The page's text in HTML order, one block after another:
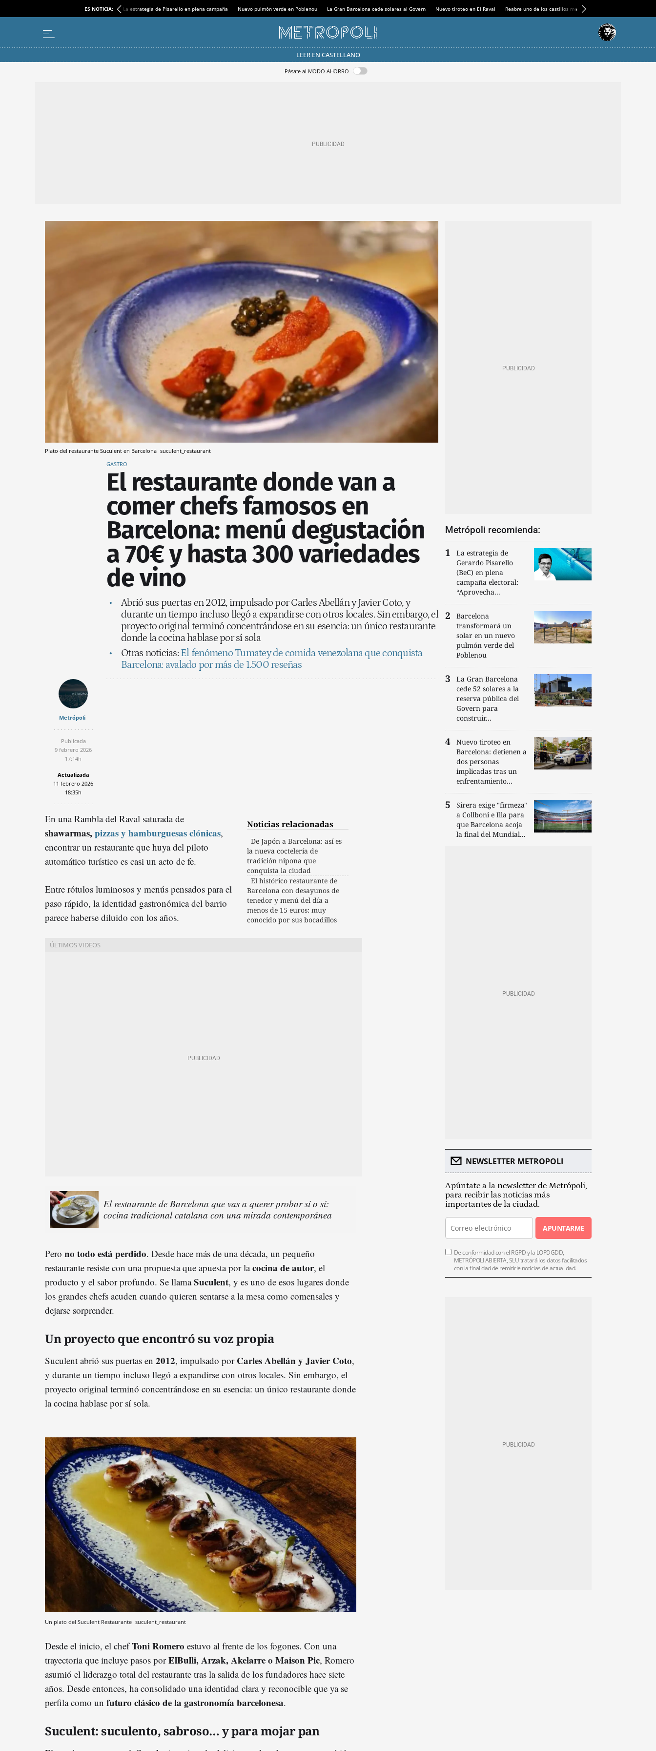
ES NOTICIA: La estrategia de Pisarello en plena campaña Nuevo pulmón verde en Poblenou La Gran Barcelona cede solares al Govern Nuevo tiroteo en El Raval Reabre uno de los castillos medievales más espectaculares
LEER EN CASTELLANO
Pásate al MODO AHORRO
Plato del restaurante Suculent en Barcelona suculent_restaurant
GASTRO
El restaurante donde van a
comer chefs famosos en
Barcelona: menú degustación
a 70€ y hasta 300 variedades
de vino
Abrió sus puertas en 2012, impulsado por Carles Abellán y Javier Coto, y
durante un tiempo incluso llegó a expandirse con otros locales. Sin embargo, el
proyecto original terminó concentrándose en su esencia: un único restaurante
donde la cocina hablase por sí sola
Otras noticias: El fenómeno Tumatey de comida venezolana que conquista
Barcelona: avalado por más de 1.500 reseñas
Metrópoli
Publicada
9 febrero 2026
17:14h
Actualizada
11 febrero 2026
18:35h
Noticias relacionadas
De Japón a Barcelona: así es
la nueva coctelería de
tradición nipona que
conquista la ciudad
El histórico restaurante de
Barcelona con desayunos de
tenedor y menú del día a
menos de 15 euros: muy
conocido por sus bocadillos
En una Rambla del Raval saturada de
shawarmas,pizzas y hamburguesas clónicas,
encontrar un restaurante que huya del piloto
automático turístico es casi un acto de fe.
Entre rótulos luminosos y menús pensados para el
paso rápido, la identidad gastronómica del barrio
parece haberse diluido con los años.
El restaurante de Barcelona que vas a querer probar sí o sí:
cocina tradicional catalana con una mirada contemporánea
Pero no todo está perdido. Desde hace más de una década, un pequeño
restaurante resiste con una propuesta que apuesta por lacocina de autor, el
producto y el sabor profundo. Se llamaSuculent, y es uno de esos lugares donde
los grandes chefs acuden cuando quieren sentarse a la mesa como comensales y
dejarse sorprender.
Un proyecto que encontró su voz propia
Suculent abrió sus puertas en 2012, impulsado por Carles Abellán y Javier Coto,
y durante un tiempo incluso llegó a expandirse con otros locales. Sin embargo, el
proyecto original terminó concentrándose en su esencia: un único restaurante donde
la cocina hablase por sí sola.
Un plato del Suculent Restaurante suculent_restaurant
Desde el inicio, el chefToni Romero estuvo al frente de los fogones. Con una
trayectoria que incluye pasos porElBulli, Arzak, Akelarre o Maison Pic, Romero
asumió el liderazgo total del restaurante tras la salida de los fundadores hace siete
años. Desde entonces, ha consolidado una identidad clara y reconocible que ya se
perfila como un futuro clásico de la gastronomía barcelonesa.
Suculent: suculento, sabroso… y para mojar pan
Metrópoli recomienda:
La estrategia de
Gerardo Pisarello
(BeC) en plena
campaña electoral:
“Aprovecha...
Barcelona
transformará un
solar en un nuevo
pulmón verde del
Poblenou
La Gran Barcelona
cede 52 solares a la
reserva pública del
Govern para
construir...
Nuevo tiroteo en
Barcelona: detienen a
dos personas
implicadas tras un
enfrentamiento...
Sirera exige "firmeza"
a Collboni e Illa para
que Barcelona acoja
la final del Mundial...
NEWSLETTER METROPOLI
Apúntate a la newsletter de Metrópoli,
para recibir las noticias más
importantes de la ciudad.
APUNTARME
De conformidad con el RGPD y la LOPDGDD,
METRÓPOLI ABIERTA, SLU tratará los datos facilitados
con la finalidad de remitirle noticias de actualidad.